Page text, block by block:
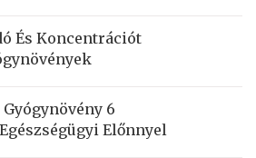
És Koncentrációt
6
Előnnyel